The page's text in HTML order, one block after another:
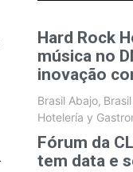
Hard Rock
música no
inovação
Brasil Abajo,
Hotelería y
Fórum da
tem data e